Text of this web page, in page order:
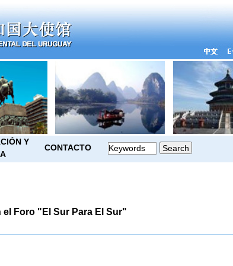
Y
CONTACTO
Foro "El Sur Para El Sur"